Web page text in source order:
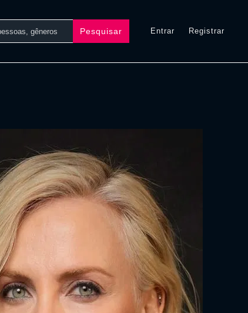
Pesquisar Entrar Registrar